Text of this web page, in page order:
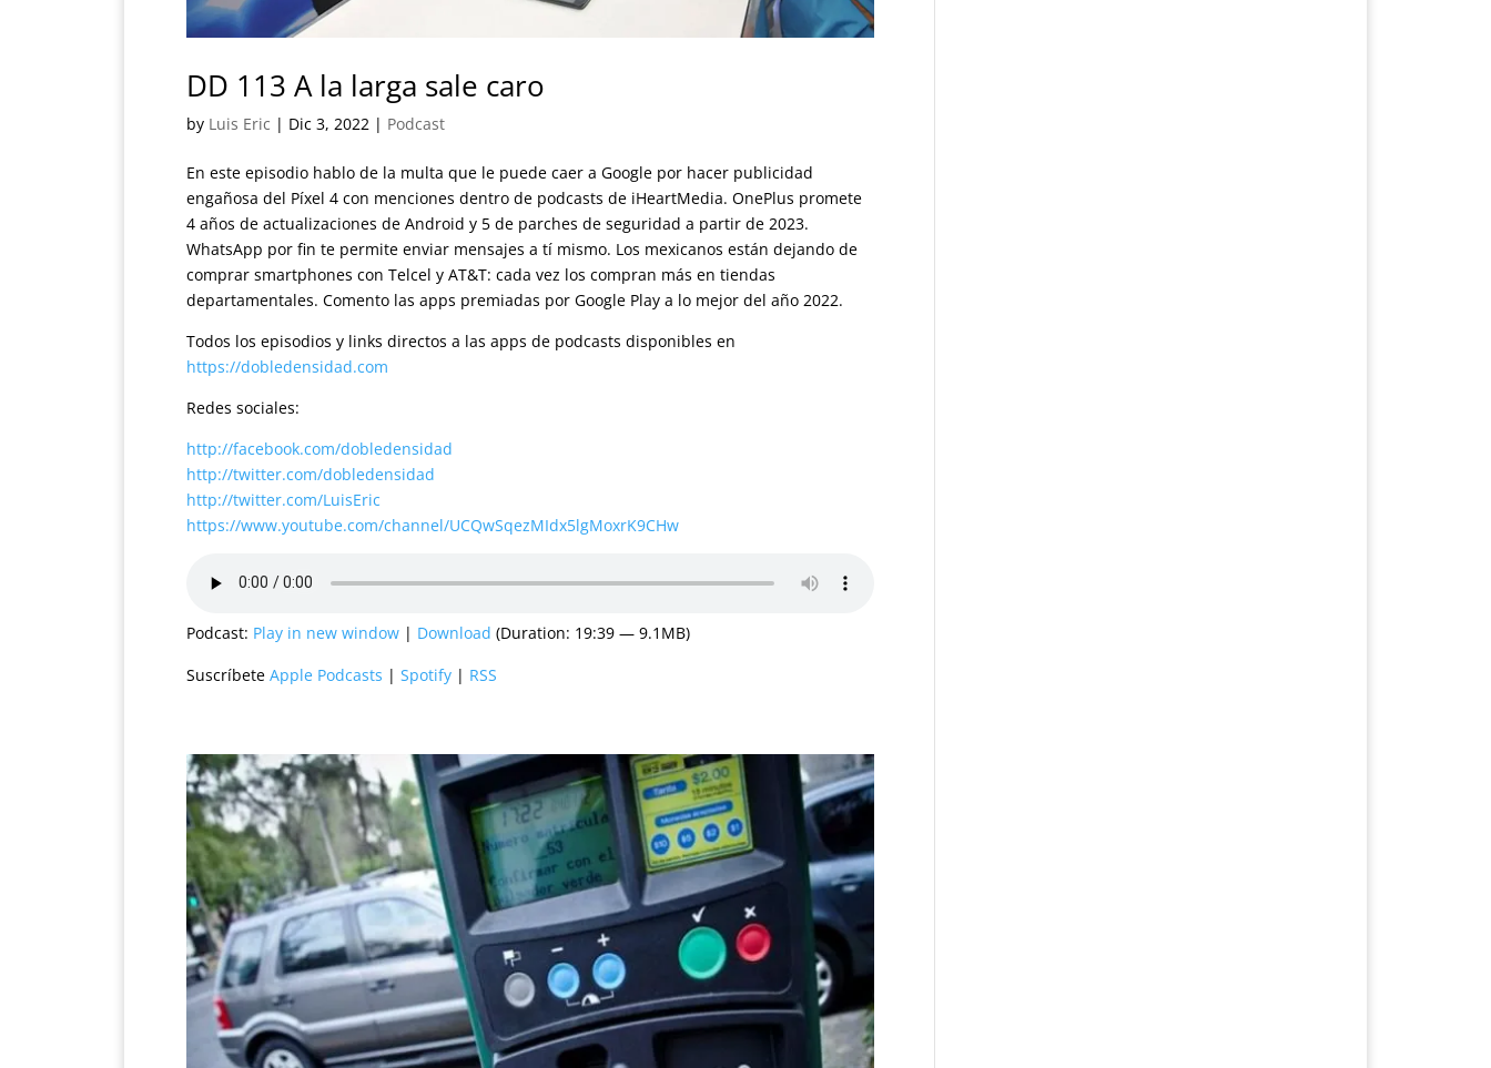
DD 113 A la larga sale caro
by Luis Eric | Dic 3, 2022 | Podcast
En este episodio hablo de la multa que le puede caer a Google por hacer publicidad
engañosa del Píxel 4 con menciones dentro de podcasts de iHeartMedia. OnePlus promete
4 años de actualizaciones de Android y 5 de parches de seguridad a partir de 2023.
WhatsApp por fin te permite enviar mensajes a tí mismo. Los mexicanos están dejando de
comprar smartphones con Telcel y AT&T: cada vez los compran más en tiendas
departamentales. Comento las apps premiadas por Google Play a lo mejor del año 2022.
Todos los episodios y links directos a las apps de podcasts disponibles en
https://dobledensidad.com
Redes sociales:
http://facebook.com/dobledensidad
http://twitter.com/dobledensidad
http://twitter.com/LuisEric
https://www.youtube.com/channel/UCQwSqezMIdx5lgMoxrK9CHw
Podcast: Play in new window | Download (Duration: 19:39 — 9.1MB)
Suscríbete Apple Podcasts | Spotify | RSS